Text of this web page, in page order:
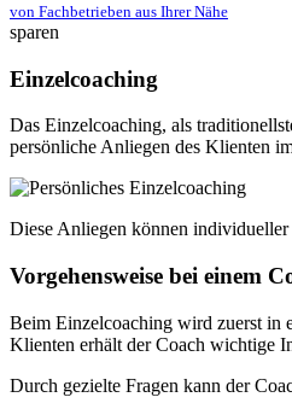
von Fachbetrieben aus Ihrer Nähe
sparen
Einzelcoaching
Das Einzelcoaching, als
persönliche Anliegen des Klienten
Diese Anliegen können individueller
Vorgehensweise bei einem
Beim Einzelcoaching wird zuerst in
Klienten erhält der Coach wichtige
Durch gezielte Fragen kann der